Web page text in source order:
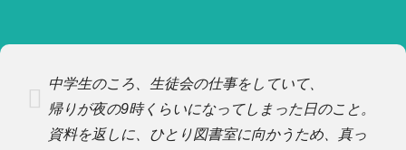
中学生のころ、生徒会の仕事をしていて、
帰りが夜の9時くらいになってしまった日のこと。
資料を返しに、ひとり図書室に向かうため、真っ